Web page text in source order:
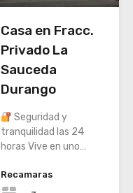
Casa en Fracc.
Privado La
Sauceda
Durango
Seguridad y
tranquilidad las 24
horas Vive en uno…
Recamaras